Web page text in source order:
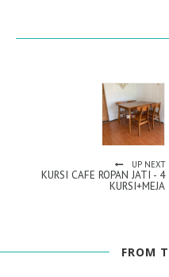
UP NEXT
KURSI CAFE ROPAN JATI - 4
KURSI+MEJA
FROM